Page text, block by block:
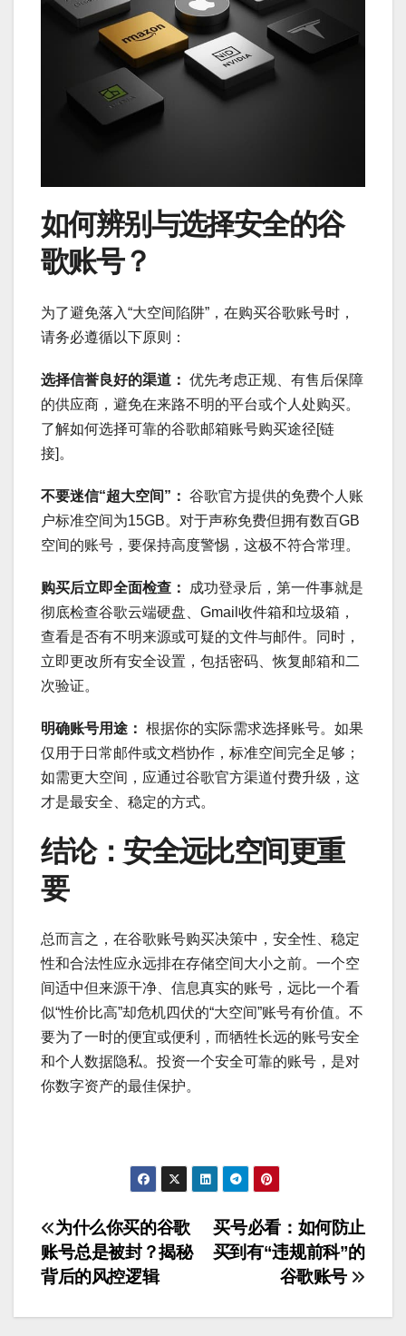
如何辨别与选择安全的谷
歌账号？
为了避免落入“大空间陷阱”，在购买谷歌账号时，
请务必遵循以下原则：
选择信誉良好的渠道： 优先考虑正规、有售后保障
的供应商，避免在来路不明的平台或个人处购买。
了解如何选择可靠的谷歌邮箱账号购买途径[链
接]。
不要迷信“超大空间”： 谷歌官方提供的免费个人账
户标准空间为15GB。对于声称免费但拥有数百GB
空间的账号，要保持高度警惕，这极不符合常理。
购买后立即全面检查：
成功登录后，第一件事就是
彻底检查谷歌云端硬盘、Gmail收件箱和垃圾箱，
查看是否有不明来源或可疑的文件与邮件。同时，
立即更改所有安全设置，包括密码、恢复邮箱和二
次验证。
明确账号用途： 根据你的实际需求选择账号。如果
仅用于日常邮件或文档协作，标准空间完全足够；
如需更大空间，应通过谷歌官方渠道付费升级，这
才是最安全、稳定的方式。
结论：安全远比空间更重
要
总而言之，在谷歌账号购买决策中，安全性、稳定
性和合法性应永远排在存储空间大小之前。一个空
间适中但来源干净、信息真实的账号，远比一个看
似“性价比高”却危机四伏的“大空间”账号有价值。不
要为了一时的便宜或便利，而牺牲长远的账号安全
和个人数据隐私。投资一个安全可靠的账号，是对
你数字资产的最佳保护。
文
章
導
买号必看：如何防止
买到有“违规前科”的
谷歌账号
为什么你买的谷歌
账号总是被封？揭秘
背后的风控逻辑